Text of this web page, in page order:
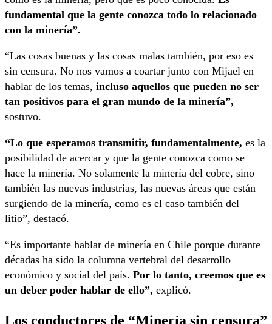
fundamental que la gente conozca todo lo relacionado
con la minería”.
“Las cosas buenas y las cosas malas también, por eso es
sin censura. No nos vamos a coartar junto con Mijael en
hablar de los temas, incluso aquellos que pueden no ser
tan positivos para el gran mundo de la minería”,
sostuvo.
“Lo que esperamos transmitir, fundamentalmente, es la
posibilidad de acercar y que la gente conozca como se
hace la minería. No solamente la minería del cobre, sino
también las nuevas industrias, las nuevas áreas que están
surgiendo de la minería, como es el caso también del
litio”, destacó.
“Es importante hablar de minería en Chile porque durante
décadas ha sido la columna vertebral del desarrollo
económico y social del país. Por lo tanto, creemos que es
un deber poder hablar de ello”, explicó.
Los conductores de “Minería sin censura”